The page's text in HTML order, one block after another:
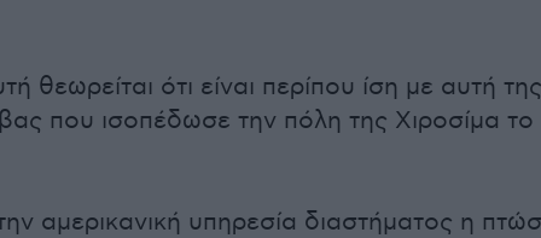
θεωρείται ότι είναι περίπου ίση με αυτή της
που ισοπέδωσε την πόλη της Χιροσίμα το
αμερικανική υπηρεσία διαστήματος η